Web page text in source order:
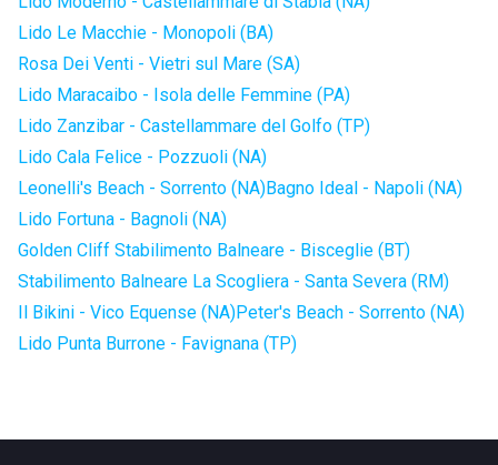
Lido Le Macchie - Monopoli (BA)
Rosa Dei Venti - Vietri sul Mare (SA)
Lido Maracaibo - Isola delle Femmine (PA)
Lido Zanzibar - Castellammare del Golfo (TP)
Lido Cala Felice - Pozzuoli (NA)
Leonelli's Beach - Sorrento (NA)Bagno Ideal - Napoli (NA)
Lido Fortuna - Bagnoli (NA)
Golden Cliff Stabilimento Balneare - Bisceglie (BT)
Stabilimento Balneare La Scogliera - Santa Severa (RM)
Il Bikini - Vico Equense (NA)Peter's Beach - Sorrento (NA)
Lido Punta Burrone - Favignana (TP)